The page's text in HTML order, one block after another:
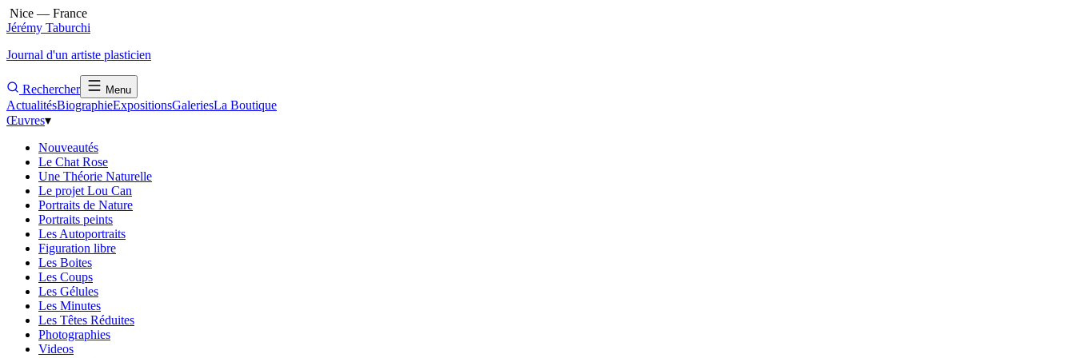
Nice — France
Jérémy Taburchi
Journal d'un artiste plasticien
Rechercher Menu
ActualitésBiographieExpositionsGaleriesLa Boutique
Œuvres▾
Nouveautés
Le Chat Rose
Une Théorie Naturelle
Le projet Lou Can
Portraits de Nature
Portraits peints
Les Autoportraits
Figuration libre
Les Boites
Les Coups
Les Gélules
Les Minutes
Les Têtes Réduites
Photographies
Videos